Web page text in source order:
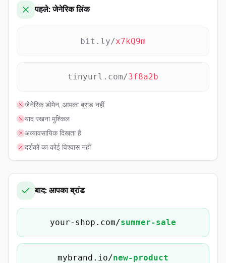
पहले: जेनेरिक लिंक
bit.ly/x7kQ9m
tinyurl.com/3f8a2b
जेनेरिक डोमेन, आपका ब्रांड नहीं
याद रखना मुश्किल
अव्यावसायिक दिखता है
दर्शकों का कोई विश्वास नहीं
बाद: आपका ब्रांड
your-shop.com/summer-sale
mybrand.io/new-product